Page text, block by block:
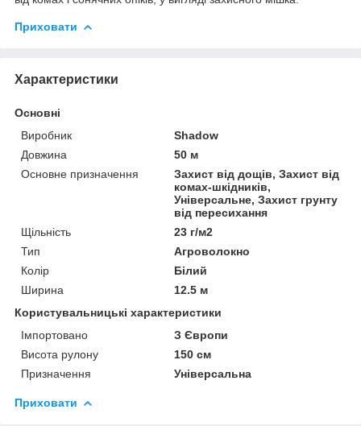
Приховати
Характеристики
Основні
Виробник
Shadow
Довжина
50 м
Основне призначення
Захист від дощів, Захист від
комах-шкідників,
Універсальне, Захист грунту
від пересихання
Щільність
23 г/м2
Тип
Агроволокно
Колір
Білий
Ширина
12.5 м
Користувальницькі характеристики
Імпортовано
З Європи
Висота рулону
150 см
Призначення
Універсальна
Приховати